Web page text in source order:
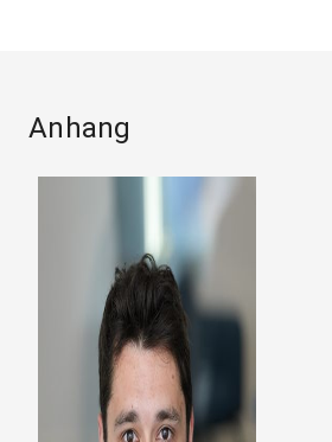
Anhang